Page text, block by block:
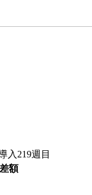
入219週目
額